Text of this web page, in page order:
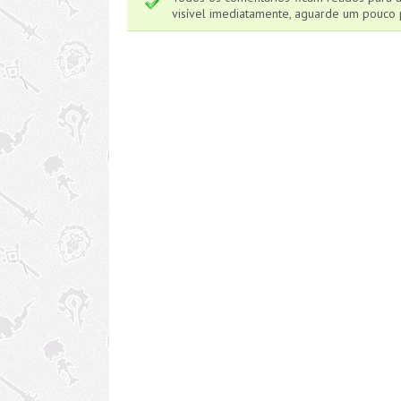
visível imediatamente, aguarde um